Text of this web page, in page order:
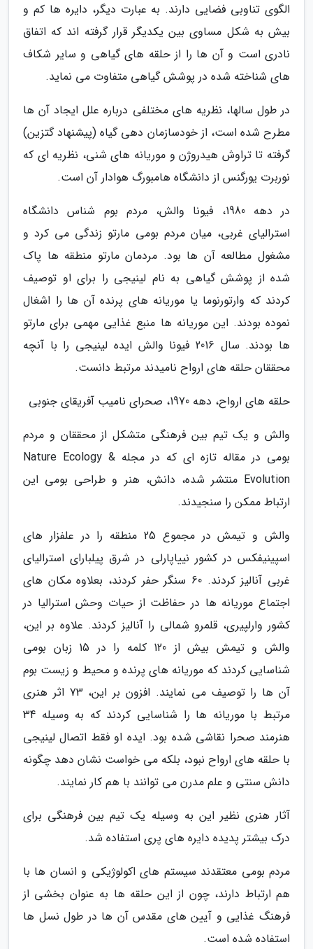
الگوی تناوبی فضایی دارند. به عبارت دیگر، دایره ها کم و
بیش به شکل مساوی بین یکدیگر قرار گرفته اند که اتفاق
نادری است و آن ها را از حلقه های گیاهی و سایر شکاف
های شناخته شده در پوشش گیاهی متفاوت می نماید.
در طول سالها، نظریه های مختلفی درباره علل ایجاد آن ها
مطرح شده است، از خودسازمان دهی گیاه (پیشنهاد گتزین)
گرفته تا تراوش هیدروژن و موریانه های شنی، نظریه ای که
نوربرت یورگنس از دانشگاه هامبورگ هوادار آن است.
در دهه 1980، فیونا والش، مردم بوم شناس دانشگاه
استرالیای غربی، میان مردم بومی مارتو زندگی می کرد و
مشغول مطالعه آن ها بود. مردمان مارتو منطقه ها پاک
شده از پوشش گیاهی به نام لینیجی را برای او توصیف
کردند که وارتورنوما یا موریانه های پرنده آن ها را اشغال
نموده بودند. این موریانه ها منبع غذایی مهمی برای مارتو
ها بودند. سال 2016 فیونا والش ایده لینیجی را با آنچه
محققان حلقه های ارواح نامیدند مرتبط دانست.
حلقه های ارواح، دهه 1970، صحرای نامیب آفریقای جنوبی
والش و یک تیم بین فرهنگی متشکل از محققان و مردم
بومی در مقاله تازه ای که در مجله Nature Ecology &
Evolution منتشر شده، دانش، هنر و طراحی بومی این
ارتباط ممکن را سنجیدند.
والش و تیمش در مجموع 25 منطقه را در علفزار های
اسپینیفکس در کشور نییاپارلی در شرق پیلبارای استرالیای
غربی آنالیز کردند. 60 سنگر حفر کردند، بعلاوه مکان های
اجتماع موریانه ها در حفاظت از حیات وحش استرالیا در
کشور وارلپیری، قلمرو شمالی را آنالیز کردند. علاوه بر این،
والش و تیمش بیش از 120 کلمه را در 15 زبان بومی
شناسایی کردند که موریانه های پرنده و محیط و زیست بوم
آن ها را توصیف می نمایند. افزون بر این، 73 اثر هنری
مرتبط با موریانه ها را شناسایی کردند که به وسیله 34
هنرمند صحرا نقاشی شده بود. ایده او فقط اتصال لینیجی
با حلقه های ارواح نبود، بلکه می خواست نشان دهد چگونه
دانش سنتی و علم مدرن می توانند با هم کار نمایند.
آثار هنری نظیر این به وسیله یک تیم بین فرهنگی برای
درک بیشتر پدیده دایره های پری استفاده شد.
مردم بومی معتقدند سیستم های اکولوژیکی و انسان ها با
هم ارتباط دارند، چون از این حلقه ها به عنوان بخشی از
فرهنگ غذایی و آیین های مقدس آن ها در طول نسل ها
استفاده شده است.